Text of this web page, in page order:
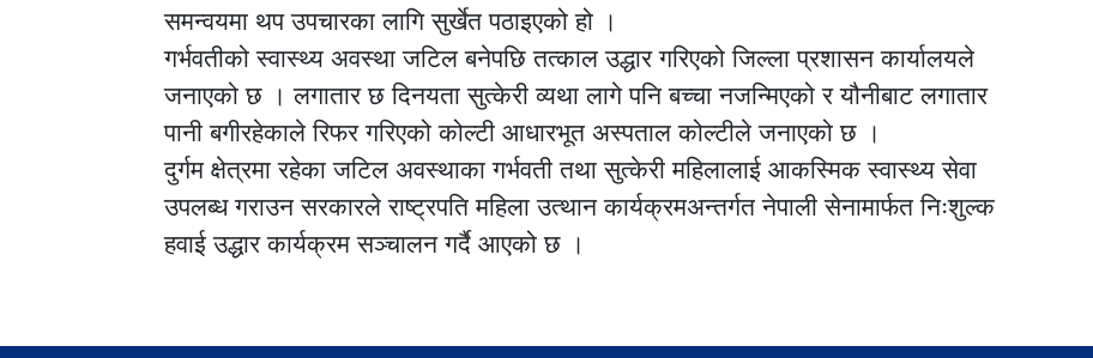
समन्वयमा थप उपचारका लागि सुर्खेत पठाइएको हो ।
गर्भवतीको स्वास्थ्य अवस्था जटिल बनेपछि तत्काल उद्धार गरिएको जिल्ला प्रशासन कार्यालयले
जनाएको छ । लगातार छ दिनयता सुत्केरी व्यथा लागे पनि बच्चा नजन्मिएको र यौनीबाट लगातार
पानी बगीरहेकाले रिफर गरिएको कोल्टी आधारभूत अस्पताल कोल्टीले जनाएको छ ।
दुर्गम क्षेत्रमा रहेका जटिल अवस्थाका गर्भवती तथा सुत्केरी महिलालाई आकस्मिक स्वास्थ्य सेवा
उपलब्ध गराउन सरकारले राष्ट्रपति महिला उत्थान कार्यक्रमअन्तर्गत नेपाली सेनामार्फत निःशुल्क
हवाई उद्धार कार्यक्रम सञ्चालन गर्दै आएको छ ।